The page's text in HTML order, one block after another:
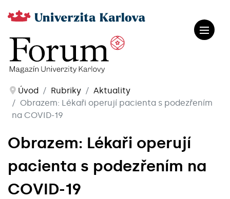
Úvod Rubriky
Aktuality
Obrazem: Lékaři operují pacienta s podezřením
na COVID-19
Obrazem: Lékaři operují
pacienta s podezřením na
COVID-19